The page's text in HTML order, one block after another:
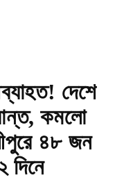
দেশে
কমলো
৪৮ জন